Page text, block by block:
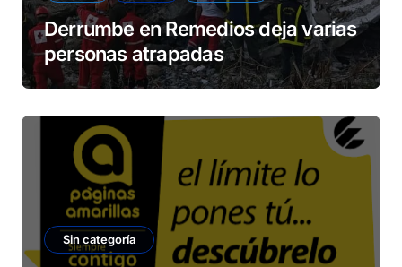
Derrumbe en Remedios deja varias
personas atrapadas
Sin categoría